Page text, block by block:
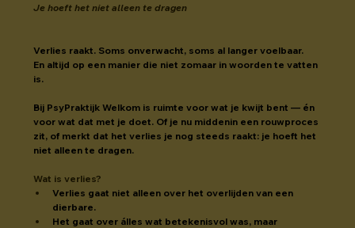
Je hoeft het niet alleen te dragen
Verlies raakt. Soms onverwacht, soms al langer voelbaar.
En altijd op een manier die niet zomaar in woorden te vatten
is.
Bij PsyPraktijk Welkom is ruimte voor wat je kwijt bent — én
voor wat dat met je doet. Of je nu middenin een rouwproces
zit, of merkt dat het verlies je nog steeds raakt: je hoeft het
niet alleen te dragen.
Wat is verlies?
Verlies gaat niet alleen over het overlijden van een
dierbare.
Het gaat over álles wat betekenisvol was, maar